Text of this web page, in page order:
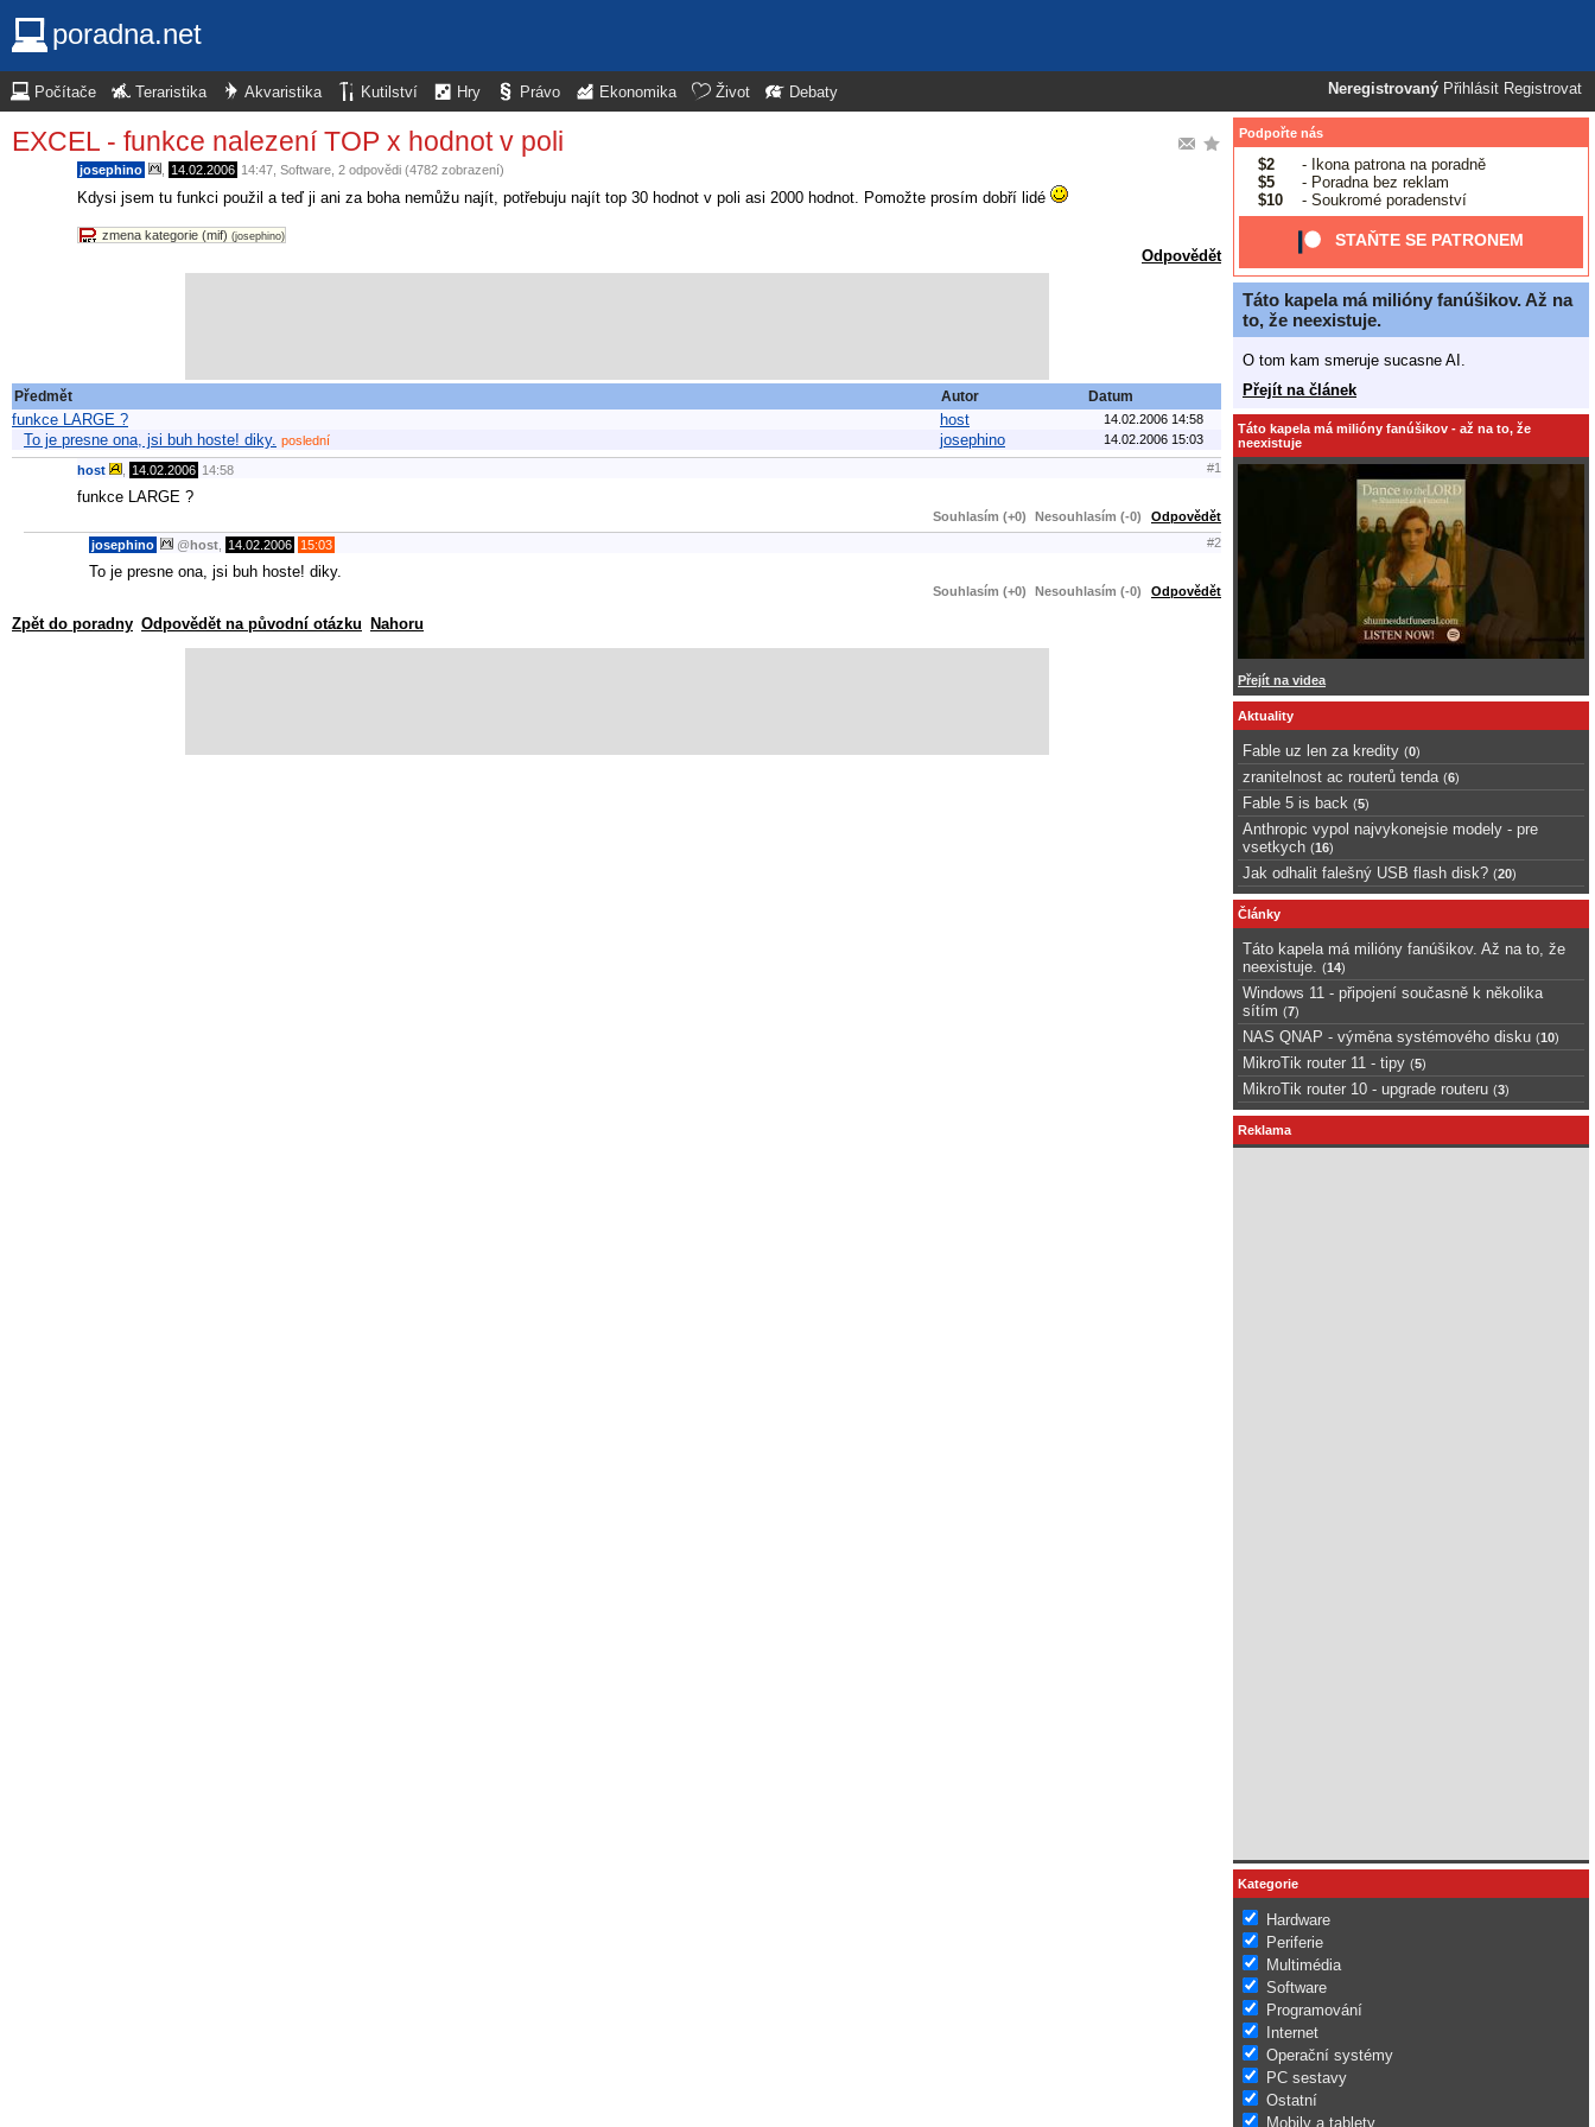
poradna.net
Neregistrovaný Přihlásit Registrovat
Počítače Teraristika Akvaristika Kutilství Hry Právo Ekonomika Život Debaty
EXCEL - funkce nalezení TOP x hodnot v poli
josephino 14.02.2006 14:47 Software , 2 odpovědi (4782 zobrazení)
Kdysi jsem tu funkci použil a teď ji ani za boha nemůžu najít, potřebuju najít top 30 hodnot v poli asi 2000 hodnot. Pomožte prosím dobří lidé
zmena kategorie (mif) (josephino)
Odpovědět
Předmět Autor Datum
funkce LARGE ? host 14.02.2006 14:58
To je presne ona, jsi buh hoste! diky. poslední josephino 14.02.2006 15:03
host 14.02.2006 14:58 #1
funkce LARGE ?
Souhlasím (+0) Nesouhlasím (-0) Odpovědět
josephino @host 14.02.2006 15:03 #2
To je presne ona, jsi buh hoste! diky.
Souhlasím (+0) Nesouhlasím (-0) Odpovědět
Zpět do poradny Odpovědět na původní otázku Nahoru
Podpořte nás
$2
- Ikona patrona na poradně
$5
- Poradna bez reklam
$10
- Soukromé poradenství
STAŇTE SE PATRONEM
Táto kapela má milióny fanúšikov. Až na
to, že neexistuje.
O tom kam smeruje sucasne AI.
Přejít na článek
Táto kapela má milióny fanúšikov - až na to, že
neexistuje
Přejít na videa
Aktuality
Fable uz len za kredity (0)
zranitelnost ac routerů tenda (6)
Fable 5 is back (5)
Anthropic vypol najvykonejsie modely - pre
vsetkych (16)
Jak odhalit falešný USB flash disk? (20)
Články
Táto kapela má milióny fanúšikov. Až na to, že
neexistuje.
(14)
Windows 11 - připojení současně k několika
sítím (7)
NAS QNAP - výměna systémového disku (10)
MikroTik router 11 - tipy (5)
MikroTik router 10 - upgrade routeru (3)
Reklama
Kategorie
Hardware
Periferie
Multimédia
Software
Programování
Internet
Operační systémy
PC sestavy
Ostatní
Mobily a tablety